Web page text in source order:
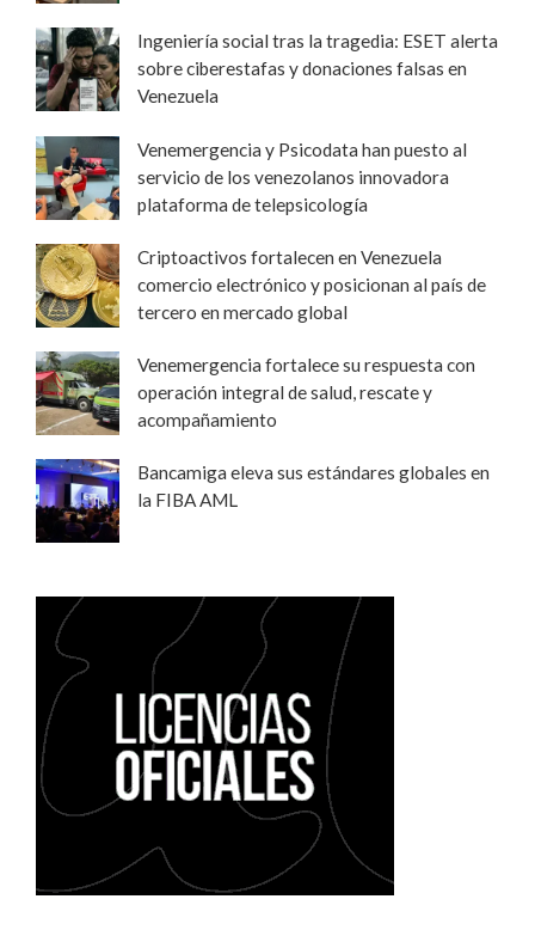
Ingeniería social tras la tragedia: ESET alerta
sobre ciberestafas y donaciones falsas en
Venezuela
Venemergencia y Psicodata han puesto al
servicio de los venezolanos innovadora
plataforma de telepsicología
Criptoactivos fortalecen en Venezuela
comercio electrónico y posicionan al país de
tercero en mercado global
Venemergencia fortalece su respuesta con
operación integral de salud, rescate y
acompañamiento
Bancamiga eleva sus estándares globales en
la FIBA AML